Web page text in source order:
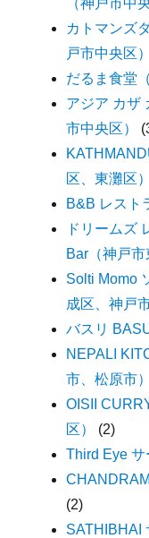
カトマンズ
戸市中央区）
だるま食堂
アジア カザ
市中央区）
区、東灘区）
B&B レスト
ドリームズ
Bar（神戸市
Solti Momo
成区、神戸
バスリ
NEPALI
市、松原市）
OISII
区）
(2)
Third Eye サ
(2)
SATHIBHAI